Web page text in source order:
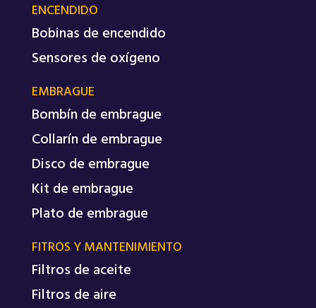
ENCENDIDO
Bobinas de encendido
Sensores de oxígeno
EMBRAGUE
Bombín de embrague
Collarín de embrague
Disco de embrague
Kit de embrague
Plato de embrague
FITROS Y MANTENIMIENTO
Filtros de aceite
Filtros de aire